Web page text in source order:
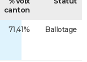
canton
71,41% Ballotage